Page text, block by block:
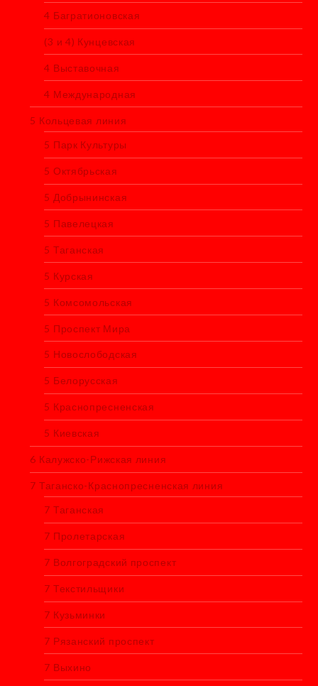
4 Багратионовская
(3 и 4) Кунцевская
4 Выставочная
4 Международная
5 Кольцевая линия
5 Парк Культуры
5 Октябрьская
5 Добрынинская
5 Павелецкая
5 Таганская
5 Курская
5 Комсомольская
5 Проспект Мира
5 Новослободская
5 Белорусская
5 Краснопресненская
5 Киевская
6 Калужско-Рижская линия
7 Таганско-Краснопресненская линия
7 Таганская
7 Пролетарская
7 Волгоградский проспект
7 Текстильщики
7 Кузьминки
7 Рязанский проспект
7 Выхино